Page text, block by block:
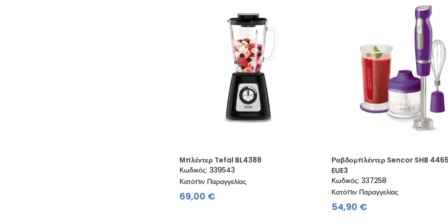
Μπλέντερ Tefal BL4388
Κωδικός: 339543
Κατόπιν Παραγγελίας
69,00 €Τιμή
Ραβδομπλέντερ Sencor SHB
EUE3
Κωδικός: 337258
Κατόπιν Παραγγελίας
54,90 €Τιμή